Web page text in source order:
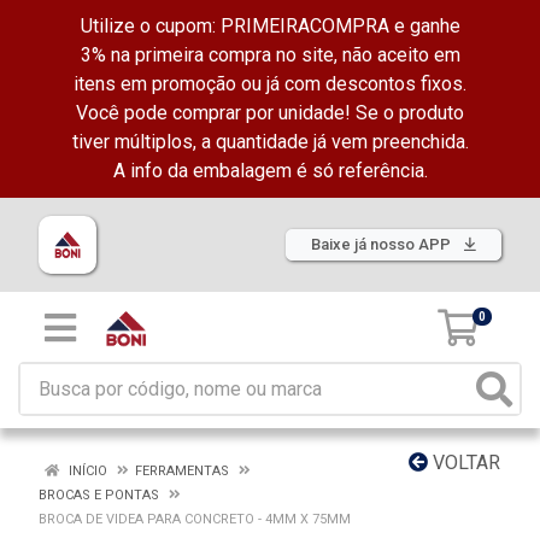
Utilize o cupom: PRIMEIRACOMPRA e ganhe
3% na primeira compra no site, não aceito em
itens em promoção ou já com descontos fixos.
Você pode comprar por unidade! Se o produto
tiver múltiplos, a quantidade já vem preenchida.
A info da embalagem é só referência.
Baixe já nosso APP
0
VOLTAR
INÍCIO
FERRAMENTAS
BROCAS E PONTAS
BROCA DE VIDEA PARA CONCRETO - 4MM X 75MM